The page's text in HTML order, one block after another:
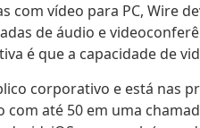
com vídeo para PC, Wire
de áudio e
é que a capacidade de
corporativo e está nas
com até 50 em uma